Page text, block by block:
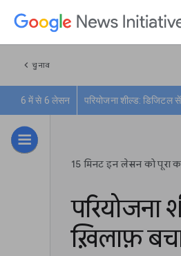
chevron_left चुनाव
6 में से 6 लेसन परियोजना शील्ड: डिजिटल
15 मिनट इन लेसन को पूरा
परियोजना
ख़िलाफ़